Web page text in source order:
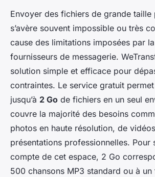
Envoyer des fichiers de grande taille
s’avère souvent impossible ou très
cause des limitations imposées par
fournisseurs de messagerie.
solution simple et efficace pour
contraintes. Le service gratuit permet
jusqu’à 2 Go de fichiers en un seul
couvre la majorité des besoins
photos en haute résolution, de
présentations professionnelles. Pour
compte de cet espace, 2 Go
500 chansons MP3 standard ou à un